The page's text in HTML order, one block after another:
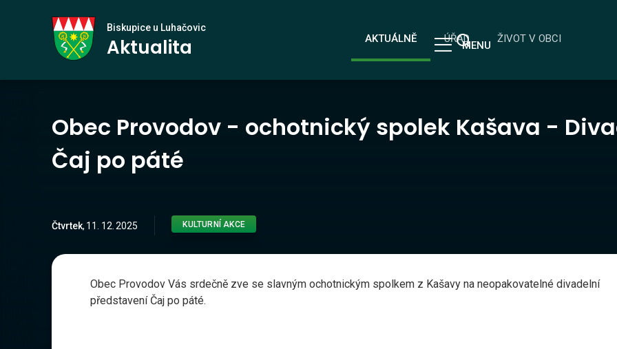
Biskupice
u Luhačovic
AKTUÁLNĚ ÚŘAD ŽIVOT V OBCI
MENU
Biskupice u Luhačovic
Aktualita
Obec Provodov - ochotnický spolek Kašava -
Čaj po páté
Čtvrtek, 11 12 2025 KULTURNÍ AKCE
Obec Provodov Vás srdečně zve se slavným ochotnickým spolkem z Kašavy na neopakovatelné divadelní
představení Čaj po páté.